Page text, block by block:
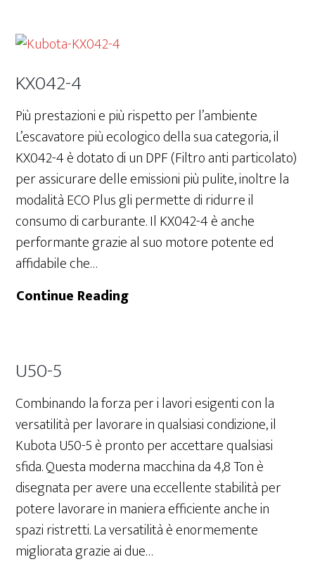
KX042-4
Più prestazioni e più rispetto per l’ambiente
L’escavatore più ecologico della sua categoria, il
KX042-4 è dotato di un DPF (Filtro anti particolato)
per assicurare delle emissioni più pulite, inoltre la
modalità ECO Plus gli permette di ridurre il
consumo di carburante. Il KX042-4 è anche
performante grazie al suo motore potente ed
affidabile che…
Continue ReadingKX042-
U50-5
Combinando la forza per i lavori esigenti con la
versatilità per lavorare in qualsiasi condizione, il
Kubota U50-5 è pronto per accettare qualsiasi
sfida. Questa moderna macchina da 4,8 Ton è
disegnata per avere una eccellente stabilità per
potere lavorare in maniera efficiente anche in
spazi ristretti. La versatilità è enormemente
migliorata grazie ai due…